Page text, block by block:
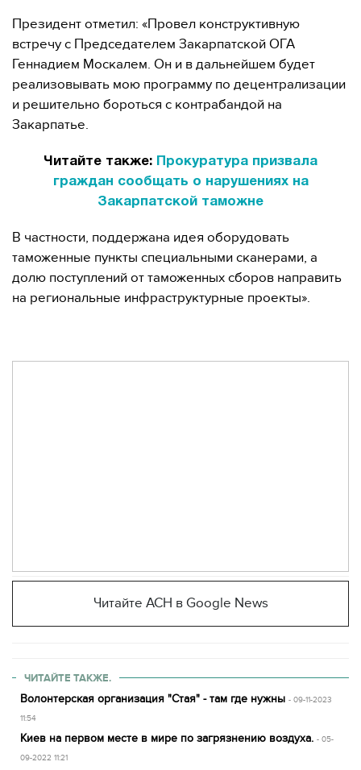
Президент отметил: «Провел конструктивную
встречу с Председателем Закарпатской ОГА
Геннадием Москалем. Он и в дальнейшем будет
реализовывать мою программу по децентрализации
и решительно бороться с контрабандой на
Закарпатье.
Читайте также:
Прокуратура призвала
граждан сообщать о нарушениях на
Закарпатской таможне
В частности, поддержана идея оборудовать
таможенные пункты специальными сканерами, а
долю поступлений от таможенных сборов направить
на региональные инфраструктурные проекты».
Читайте АСН в Google News
ЧИТАЙТЕ ТАКЖЕ.
Волонтерская организация "Стая" - там где нужны - 09-11-2023
11:54
Киев на первом месте в мире по загрязнению воздуха. - 05-
09-2022 11:21